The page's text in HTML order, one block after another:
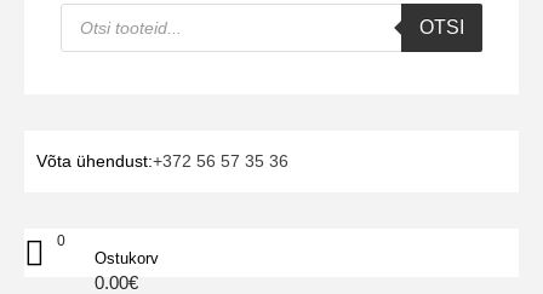
Products
search
OTSI
Võta ühendust:+372 56 57 35 36
Ostukorv
0.00€
0